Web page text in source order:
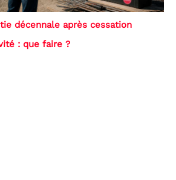
décennale après cessation
: que faire ?